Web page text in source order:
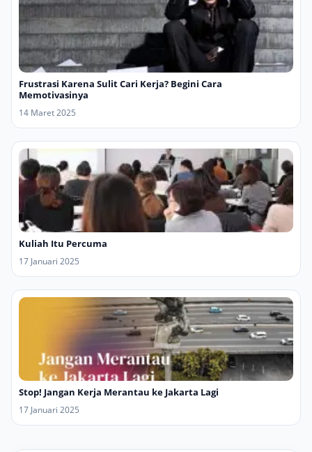
Frustrasi Karena Sulit Cari Kerja? Begini Cara
Memotivasinya
14 Maret 2025
Kuliah Itu Percuma
17 Januari 2025
Stop! Jangan Kerja Merantau ke Jakarta Lagi
17 Januari 2025